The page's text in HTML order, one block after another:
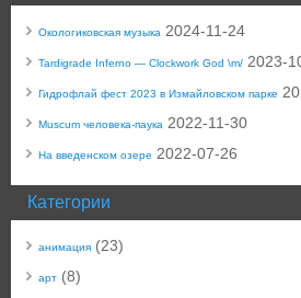
Окологиковская музыка 2024-11-24
Tardigrade Inferno — Clockwork God \m/ 2023-
Гидрофлай фест 2023 в Измайловском парке
Muscum человека-паука 2022-11-30
На введенском озере 2022-07-26
Категории
анимация (23)
арт (8)